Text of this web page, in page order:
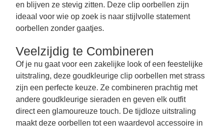
en blijven ze stevig zitten. Deze clip oorbellen zijn
ideaal voor wie op zoek is naar stijlvolle statement
oorbellen zonder gaatjes.
Veelzijdig te Combineren
Of je nu gaat voor een zakelijke look of een feestelijke
uitstraling, deze goudkleurige clip oorbellen met strass
zijn een perfecte keuze. Ze combineren prachtig met
andere goudkleurige sieraden en geven elk outfit
direct een glamoureuze touch. De tijdloze uitstraling
maakt deze oorbellen tot een waardevol accessoire in